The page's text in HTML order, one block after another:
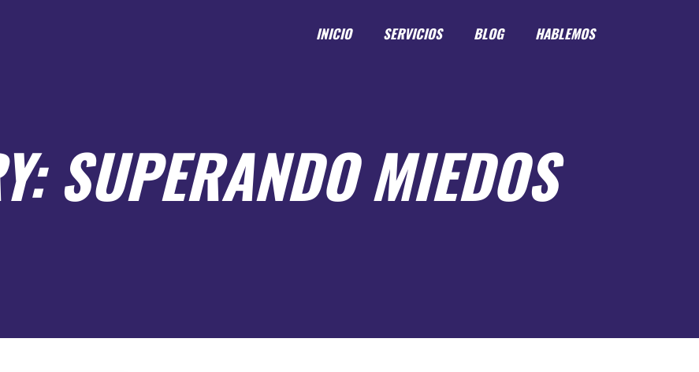
INICIO SERVICIOS BLOG HABLEMOS
SUPERANDO MIEDOS